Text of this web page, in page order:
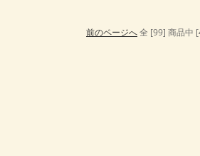
前のページへ全 [99] 商品中